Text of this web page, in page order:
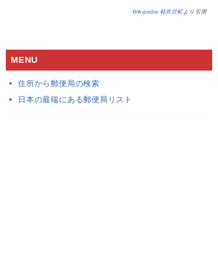
Wikipedia:軽井沢町より引用
MENU
住所から郵便局の検索
日本の最端にある郵便局リスト